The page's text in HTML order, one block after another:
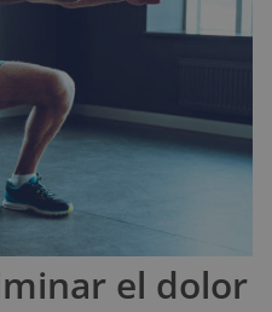
el dolor